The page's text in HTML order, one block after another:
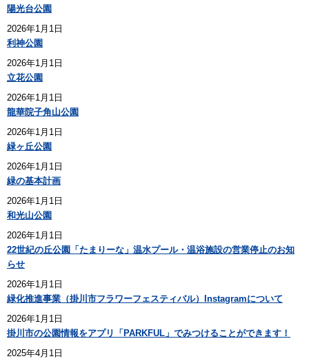
陽光台公園
2026年1月1日
利神公園
2026年1月1日
立花公園
2026年1月1日
龍華院子角山公園
2026年1月1日
緑ヶ丘公園
2026年1月1日
緑の基本計画
2026年1月1日
和光山公園
2026年1月1日
22世紀の丘公園「たまりーな」温水プール・温浴施設の営業停止のお知
らせ
2026年1月1日
緑化推進事業（掛川市フラワーフェスティバル）Instagramについて
2026年1月1日
掛川市の公園情報をアプリ「PARKFUL」でみつけることができます！
2025年4月1日